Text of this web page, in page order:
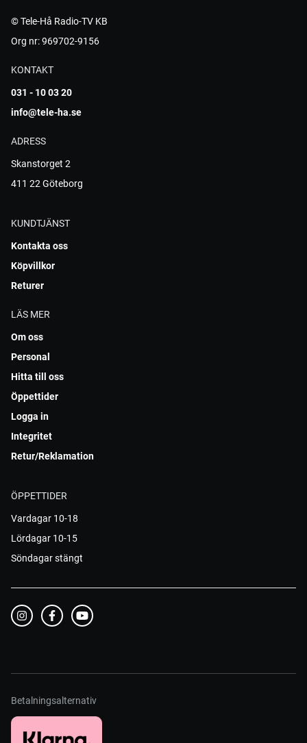
© Tele-Hå Radio-TV KB
Org nr: 969702-9156
KONTAKT
031 - 10 03 20
info@tele-ha.se
ADRESS
Skanstorget 2
411 22 Göteborg
KUNDTJÄNST
Kontakta oss
Köpvillkor
Returer
LÄS MER
Om oss
Personal
Hitta till oss
Öppettider
Logga in
Integritet
Retur/Reklamation
ÖPPETTIDER
Vardagar 10-18
Lördagar 10-15
Söndagar stängt
Betalningsalternativ